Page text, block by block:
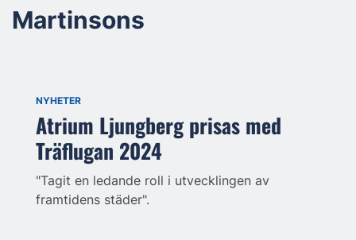
Martinsons
NYHETER
Atrium Ljungberg prisas med
Träflugan 2024
"Tagit en ledande roll i utvecklingen av
framtidens städer".